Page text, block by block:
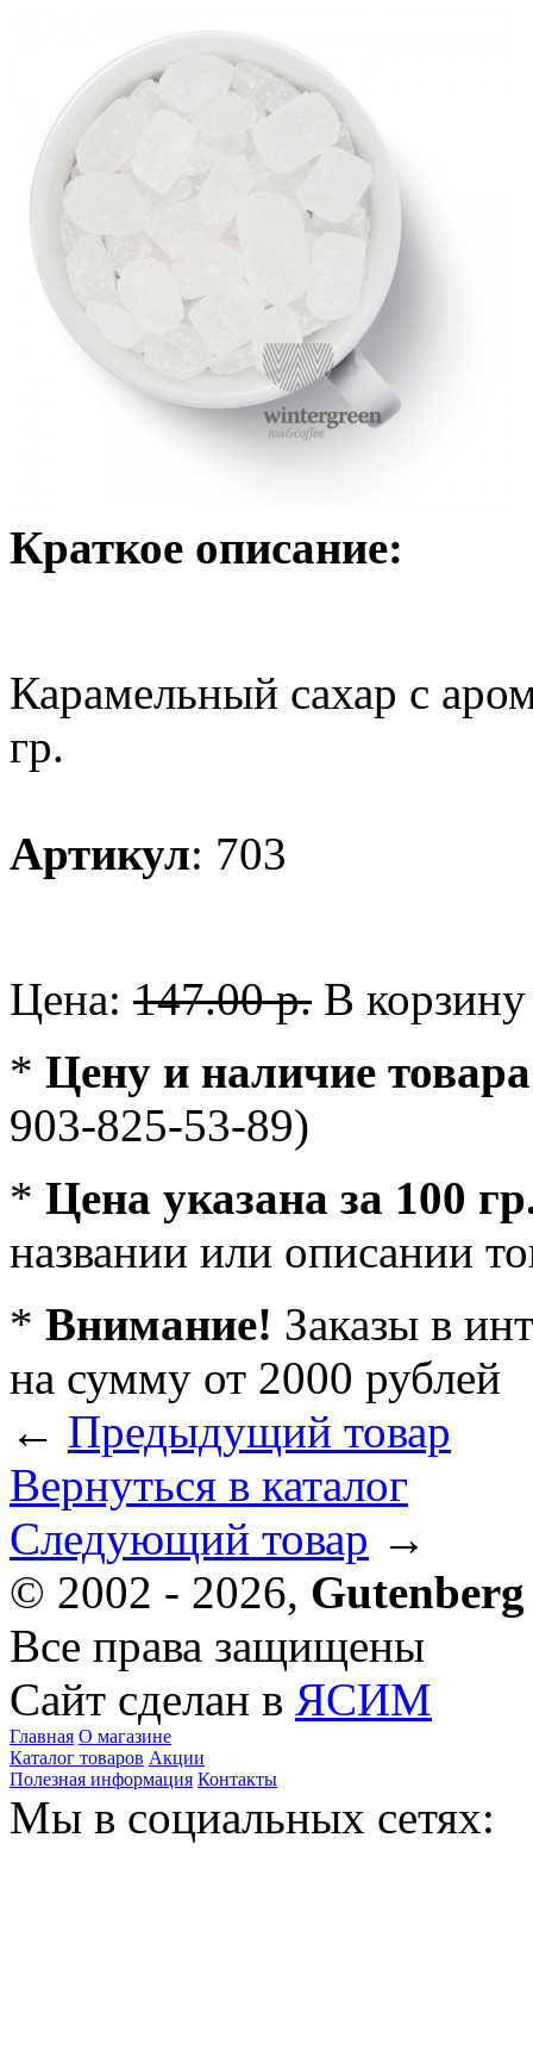
Краткое описание:
Карамельный сахар с
гр.
Артикул: 703
Цена: 147.00 р. В корзину
* Цену и наличие
903-825-53-89)
* Цена указана за 100
названии или описании
* Внимание! Заказы в
на сумму от 2000 рублей
← Предыдущий товар
Вернуться в каталог
Следующий товар →
© 2002 - 2026, Gutenberg
Все права защищены
Сайт сделан в ЯСИМ
Главная О магазине
Каталог товаров Акции
Полезная информация Контакты
Мы в социальных сетях: